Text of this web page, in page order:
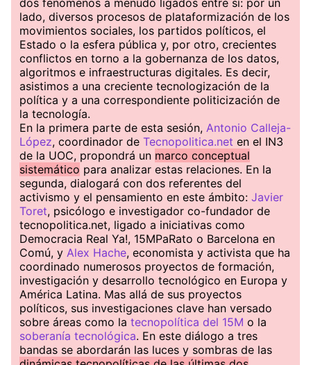
dos fenómenos a menudo ligados entre sí: por un
lado, diversos procesos de plataformización de los
movimientos sociales, los partidos políticos, el
Estado o la esfera pública y, por otro, crecientes
conflictos en torno a la gobernanza de los datos,
algoritmos e infraestructuras digitales. Es decir,
asistimos a una creciente tecnologización de la
política y a una correspondiente politicización de
la tecnología.
En la primera parte de esta sesión, Antonio Calleja-
López, coordinador de Tecnopolitica.net en el IN3
de la UOC, propondrá un marco conceptual
sistemático para analizar estas relaciones. En la
segunda, dialogará con dos referentes del
activismo y el pensamiento en este ámbito: Javier
Toret, psicólogo e investigador co-fundador de
tecnopolitica.net, ligado a iniciativas como
Democracia Real Ya!, 15MPaRato o Barcelona en
Comú, y Alex Hache, economista y activista que ha
coordinado numerosos proyectos de formación,
investigación y desarrollo tecnológico en Europa y
América Latina. Mas allá de sus proyectos
políticos, sus investigaciones clave han versado
sobre áreas como la tecnopolítica del 15M o la
soberanía tecnológica. En este diálogo a tres
bandas se abordarán las luces y sombras de las